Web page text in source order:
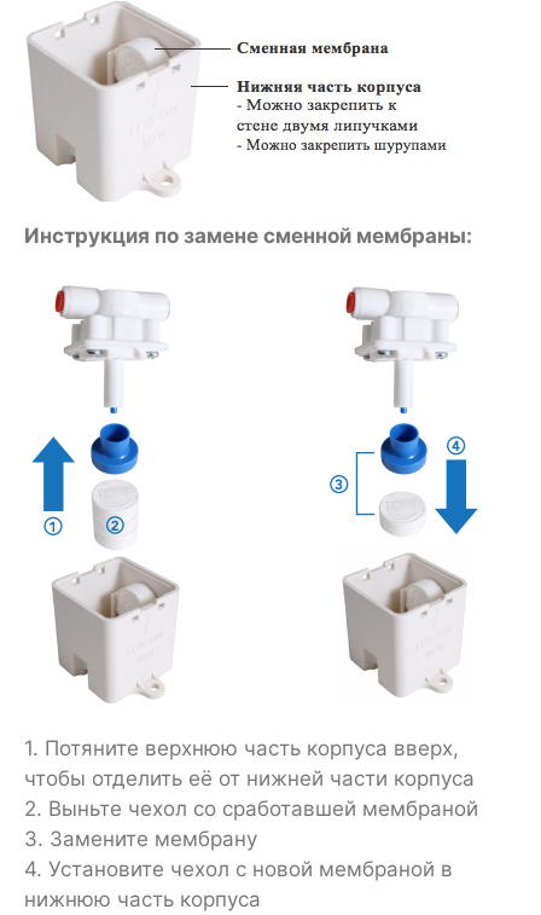
Инструкция по замене сменной мембраны:
1. Потяните верхнюю часть корпуса вверх,
чтобы отделить её от нижней части корпуса
2. Выньте чехол со сработавшей мембраной
3. Замените мембрану
4. Установите чехол с новой мембраной в
нижнюю часть корпуса